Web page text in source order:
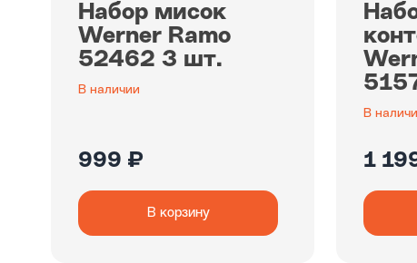
Набор мисок
Werner Ramo
52462 3 шт.
В наличии
999 ₽
В корзину
В
1